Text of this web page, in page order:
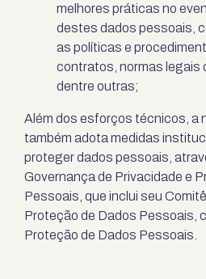
melhores práticas no
destes dados pessoais,
as políticas e
contratos, normas legais
dentre outras;
Além dos esforços técnicos, a
também adota medidas
proteger dados pessoais,
Governança de Privacidade e
Pessoais, que inclui seu
Proteção de Dados Pessoais,
Proteção de Dados Pessoais.